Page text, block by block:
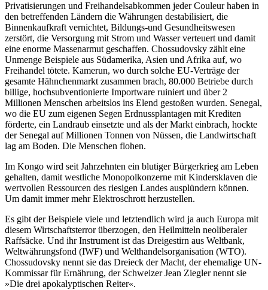
Privatisierungen und Freihandelsabkommen jeder Couleur haben in
den betreffenden Ländern die Währungen destabilisiert, die
Binnenkaufkraft vernichtet, Bildungs-und Gesundheitswesen
zerstört, die Versorgung mit Strom und Wasser verteuert und damit
eine enorme Massenarmut geschaffen. Chossudovsky zählt eine
Unmenge Beispiele aus Südamerika, Asien und Afrika auf, wo
Freihandel tötete. Kamerun, wo durch solche EU-Verträge der
gesamte Hähnchenmarkt zusammen brach, 80.000 Betriebe durch
billige, hochsubventionierte Importware ruiniert und über 2
Millionen Menschen arbeitslos ins Elend gestoßen wurden. Senegal,
wo die EU zum eigenen Segen Erdnussplantagen mit Krediten
förderte, ein Landraub einsetzte und als der Markt einbrach, hockte
der Senegal auf Millionen Tonnen von Nüssen, die Landwirtschaft
lag am Boden. Die Menschen flohen.
Im Kongo wird seit Jahrzehnten ein blutiger Bürgerkrieg am Leben
gehalten, damit westliche Monopolkonzerne mit Kindersklaven die
wertvollen Ressourcen des riesigen Landes ausplündern können.
Um damit immer mehr Elektroschrott herzustellen.
Es gibt der Beispiele viele und letztendlich wird ja auch Europa mit
diesem Wirtschaftsterror überzogen, den Heilmitteln neoliberaler
Raffsäcke. Und ihr Instrument ist das Dreigestirn aus Weltbank,
Weltwährungsfond (IWF) und Welthandelsorganisation (WTO).
Chossudovsky nennt sie das Dreieck der Macht, der ehemalige UN-
Kommissar für Ernährung, der Schweizer Jean Ziegler nennt sie
»Die drei apokalyptischen Reiter«.